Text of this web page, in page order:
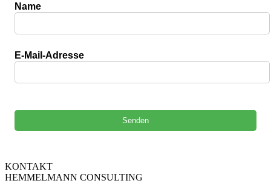
Name
E-Mail-Adresse
KONTAKT
HEMMELMANN CONSULTING